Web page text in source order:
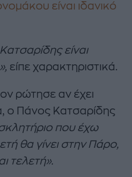
είναι ιδανικό
είναι
είπε χαρακτηριστικά.
ρώτησε αν έχει
ο Πάνος Κατσαρίδης
που έχω
θα γίνει στην Πάρο,
τελετή».